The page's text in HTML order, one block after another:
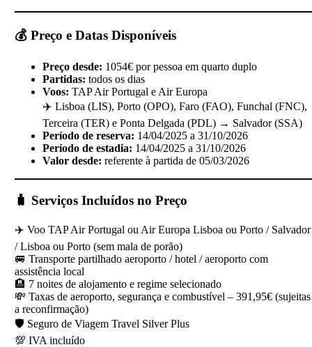
💰 Preço e Datas Disponíveis
Preço desde: 1054€ por pessoa em quarto duplo
Partidas: todos os dias
Voos: TAP Air Portugal e Air Europa
✈️ Lisboa (LIS), Porto (OPO), Faro (FAO), Funchal (FNC),
Terceira (TER) e Ponta Delgada (PDL) → Salvador (SSA)
Período de reserva: 14/04/2025 a 31/10/2026
Período de estadia: 14/04/2025 a 31/10/2026
Valor desde: referente à partida de 05/03/2026
🧳 Serviços Incluídos no Preço
✈️ Voo TAP Air Portugal ou Air Europa Lisboa ou Porto / Salvador
/ Lisboa ou Porto (sem mala de porão)
🚐 Transporte partilhado aeroporto / hotel / aeroporto com
assistência local
🏨 7 noites de alojamento e regime selecionado
💸 Taxas de aeroporto, segurança e combustível – 391,95€ (sujeitas
a reconfirmação)
🛡️ Seguro de Viagem Travel Silver Plus
💯 IVA incluído